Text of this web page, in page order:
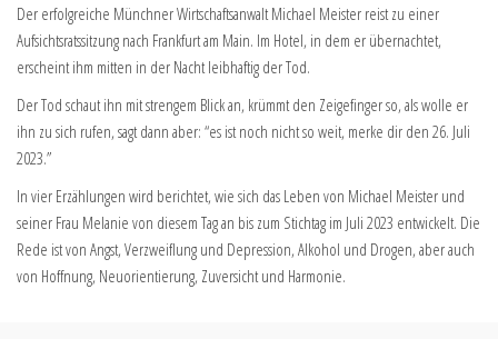
Der erfolgreiche Münchner Wirtschaftsanwalt Michael Meister reist zu einer
Aufsichtsratssitzung nach Frankfurt am Main. Im Hotel, in dem er übernachtet,
erscheint ihm mitten in der Nacht leibhaftig der Tod.
Der Tod schaut ihn mit strengem Blick an, krümmt den Zeigefinger so, als wolle er
ihn zu sich rufen, sagt dann aber: “es ist noch nicht so weit, merke dir den 26. Juli
2023.”
In vier Erzählungen wird berichtet, wie sich das Leben von Michael Meister und
seiner Frau Melanie von diesem Tag an bis zum Stichtag im Juli 2023 entwickelt. Die
Rede ist von Angst, Verzweiflung und Depression, Alkohol und Drogen, aber auch
von Hoffnung, Neuorientierung, Zuversicht und Harmonie.